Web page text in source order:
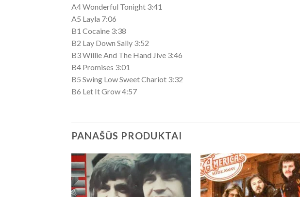
A4 Wonderful Tonight 3:41
A5 Layla 7:06
B1 Cocaine 3:38
B2 Lay Down Sally 3:52
B3 Willie And The Hand Jive 3:46
B4 Promises 3:01
B5 Swing Low Sweet Chariot 3:32
B6 Let It Grow 4:57
PANAŠŪS PRODUKTAI